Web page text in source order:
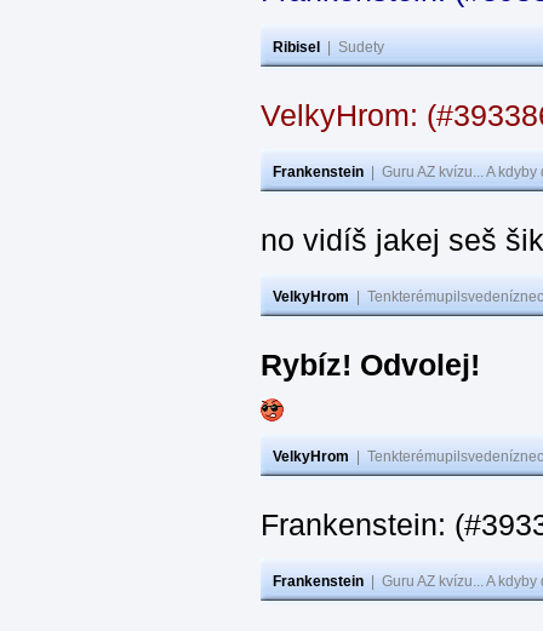
Ribisel Sudety
VelkyHrom:
Frankenstein Guru AZ kvízu... A
no vidíš jakej seš
VelkyHrom
Rybíz! Odvolej!
VelkyHrom
Frankenstein:
Frankenstein Guru AZ kvízu... A